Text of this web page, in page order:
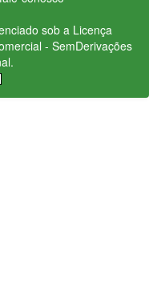
sob a Licença
- SemDerivações